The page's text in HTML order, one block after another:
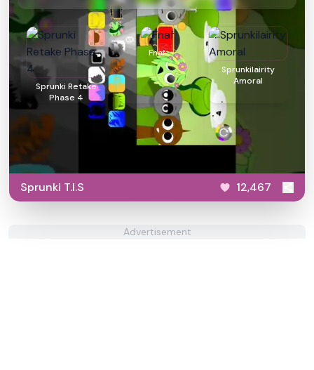
Sprunki Retake
Phase 4
Fnaf
Sprunkilairity
Amoral
Sprunki T.I.S 12,467
Advertisement